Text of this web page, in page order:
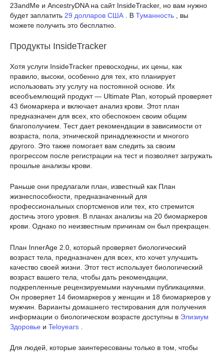
23andMe и AncestryDNA на сайт InsideTracker, но вам нужно
будет заплатить 29 долларов США . В Туманность , вы
можете получить это бесплатно.
Продукты InsideTracker
Хотя услуги InsideTracker превосходны, их цены, как
правило, высоки, особенно для тех, кто планирует
использовать эту услугу на постоянной основе. Их
всеобъемлющий продукт — Ultimate Plan, который проверяет
43 биомаркера и включает анализ крови. Этот план
предназначен для всех, кто обеспокоен своим общим
благополучием. Тест дает рекомендации в зависимости от
возраста, пола, этнической принадлежности и многого
другого. Это также помогает вам следить за своим
прогрессом после регистрации на тест и позволяет загружать
прошлые анализы крови.
Раньше они предлагали план, известный как План
жизнеспособности, предназначенный для
профессиональных спортсменов или тех, кто стремится
достичь этого уровня. В планах анализы на 20 биомаркеров
крови. Однако по неизвестным причинам он был прекращен.
План InnerAge 2.0, который проверяет биологический
возраст тела, предназначен для всех, кто хочет улучшить
качество своей жизни. Этот тест использует биологический
возраст вашего тела, чтобы дать рекомендации,
подкрепленные рецензируемыми научными публикациями.
Он проверяет 14 биомаркеров у женщин и 18 биомаркеров у
мужчин. Варианты домашнего тестирования для получения
информации о биологическом возрасте доступны в Элизиум
Здоровье и Teloyears
Для людей, которые заинтересованы только в том, чтобы